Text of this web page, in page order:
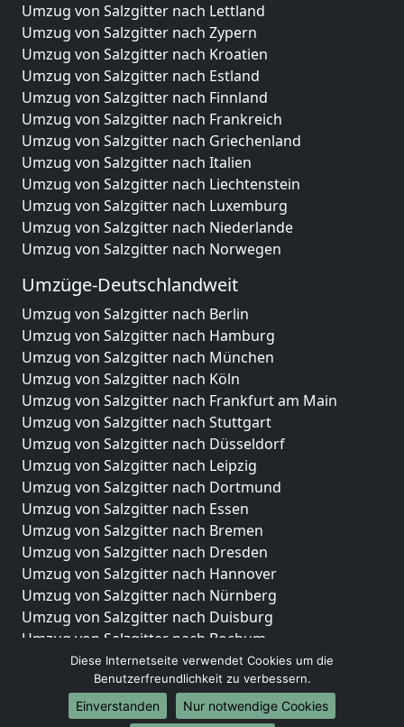
Umzug von Salzgitter nach Lettland
Umzug von Salzgitter nach Zypern
Umzug von Salzgitter nach Kroatien
Umzug von Salzgitter nach Estland
Umzug von Salzgitter nach Finnland
Umzug von Salzgitter nach Frankreich
Umzug von Salzgitter nach Griechenland
Umzug von Salzgitter nach Italien
Umzug von Salzgitter nach Liechtenstein
Umzug von Salzgitter nach Luxemburg
Umzug von Salzgitter nach Niederlande
Umzug von Salzgitter nach Norwegen
Umzüge-Deutschlandweit
Umzug von Salzgitter nach Berlin
Umzug von Salzgitter nach Hamburg
Umzug von Salzgitter nach München
Umzug von Salzgitter nach Köln
Umzug von Salzgitter nach Frankfurt am Main
Umzug von Salzgitter nach Stuttgart
Umzug von Salzgitter nach Düsseldorf
Umzug von Salzgitter nach Leipzig
Umzug von Salzgitter nach Dortmund
Umzug von Salzgitter nach Essen
Umzug von Salzgitter nach Bremen
Umzug von Salzgitter nach Dresden
Umzug von Salzgitter nach Hannover
Umzug von Salzgitter nach Nürnberg
Umzug von Salzgitter nach Duisburg
Umzug von Salzgitter nach Bochum
Umzug von Salzgitter nach Wuppertal
Umzug von Salzgitter nach Bielefeld
Umzug von Salzgitter nach Bonn
Diese Internetseite verwendet Cookies um die
Benutzerfreundlichkeit zu verbessern.
Einverstanden
Nur notwendige Cookies